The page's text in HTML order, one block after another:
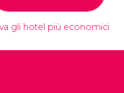
gli hotel più economici